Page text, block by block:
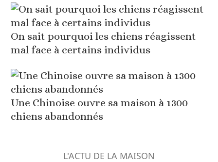
On sait pourquoi les chiens réagissent
mal face à certains individus
Une Chinoise ouvre sa maison à 1300
chiens abandonnés
L'ACTU DE LA MAISON